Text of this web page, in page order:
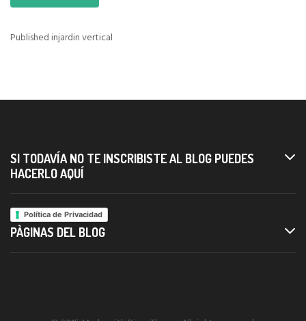
Navigazione
Published injardin vertical
SI TODAVÍA NO TE INSCRIBISTE AL BLOG PUEDES
HACERLO AQUÍ
Política de Privacidad
PÀGINAS DEL BLOG